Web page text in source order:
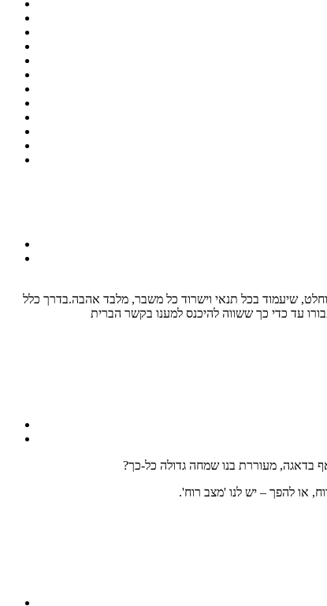
שיעמוד בכל תנאי וישרוד כל משבר, מלבד אהבה.בדרך כלל
בדאגה, מעוררת בנו שמחה גדולה כל-כך?
או להפך – יש לנו 'מצב רוח'.